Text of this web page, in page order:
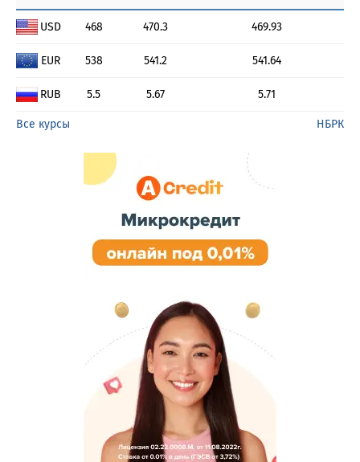
USD 468 470.3 469.93
EUR 538 541.2 541.64
RUB 5.5 5.67 5.71
Все курсы НБРК